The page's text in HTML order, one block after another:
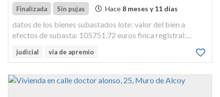
Finalizada Sin pujas Hace 8 meses y 11 días
datos de los bienes subastados lote: valor del bien a
efectos de subasta: 105751.72 euros finca registral:
tomo 1383, libro 232, folio 201, finca 2023 inscripción 11
judicial via de apremio